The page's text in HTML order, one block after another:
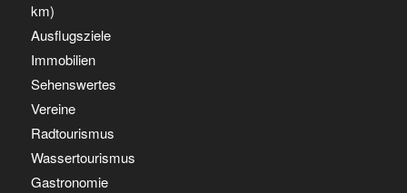
km)
Ausflugsziele
Immobilien
Sehenswertes
Vereine
Radtourismus
Wassertourismus
Gastronomie